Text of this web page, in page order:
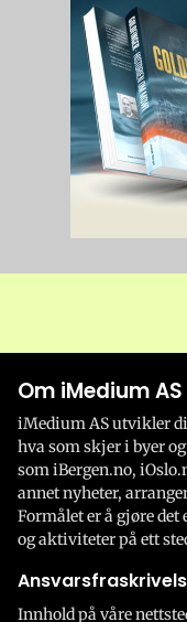
Om iMedium AS
iMedium AS utvikler
hva som skjer i byer
som iBergen.no,
annet nyheter,
Formålet er å gjøre
og aktiviteter på ett
Innhold på våre